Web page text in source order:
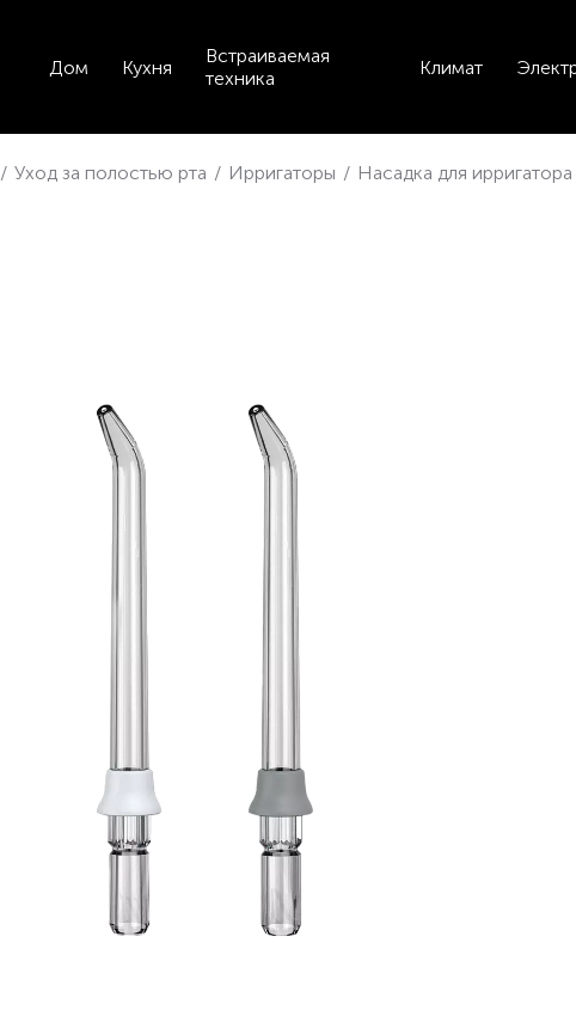
Дом Кухня
Встраиваемая
техника
Климат
/ Уход за полостью рта / Ирригаторы / Насадка для